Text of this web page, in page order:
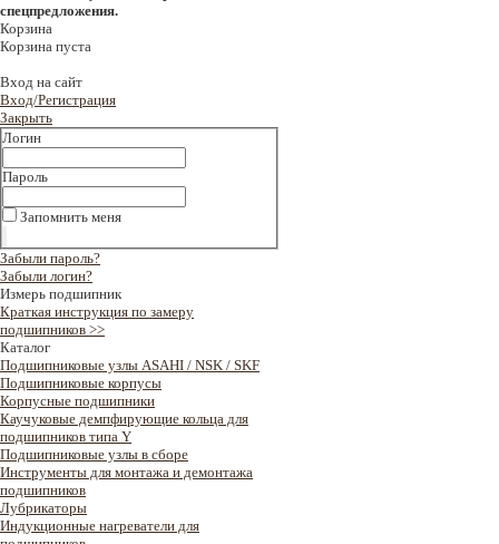
спецпредложения.
Корзина
Корзина пуста
Вход на сайт
Вход/Регистрация
Закрыть
Логин
Пароль
Запомнить меня
Забыли пароль?
Забыли логин?
Измерь подшипник
Краткая инструкция по замеру
подшипников >>
Каталог
Подшипниковые узлы ASAHI / NSK / SKF
Подшипниковые корпусы
Корпусные подшипники
Каучуковые демпфирующие кольца для
подшипников типа Y
Подшипниковые узлы в сборе
Инструменты для монтажа и демонтажа
подшипников
Лубрикаторы
Индукционные нагреватели для